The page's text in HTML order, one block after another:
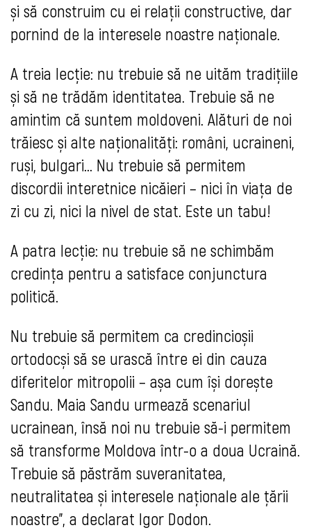
și să construim cu ei relații constructive, dar
pornind de la interesele noastre naționale.
A treia lecție: nu trebuie să ne uităm tradițiile
și să ne trădăm identitatea. Trebuie să ne
amintim că suntem moldoveni. Alături de noi
trăiesc și alte naționalități: români, ucraineni,
ruși, bulgari... Nu trebuie să permitem
discordii interetnice nicăieri – nici în viața de
zi cu zi, nici la nivel de stat. Este un tabu!
A patra lecție: nu trebuie să ne schimbăm
credința pentru a satisface conjunctura
politică.
Nu trebuie să permitem ca credincioșii
ortodocși să se urască între ei din cauza
diferitelor mitropolii – așa cum își dorește
Sandu. Maia Sandu urmează scenariul
ucrainean, însă noi nu trebuie să-i permitem
să transforme Moldova într-o a doua Ucraină.
Trebuie să păstrăm suveranitatea,
neutralitatea și interesele naționale ale țării
noastre”, a declarat Igor Dodon.